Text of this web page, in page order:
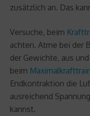
zusätzlich an. Das
Versuche, beim
achten. Atme bei der
der Gewichte, aus
beim
Endkontraktion die
ausreichend
kannst.